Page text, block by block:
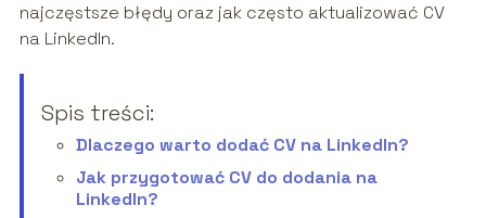
najczęstsze błędy oraz jak często aktualizować CV
na LinkedIn.
Spis treści:
Dlaczego warto dodać CV na LinkedIn?
Jak przygotować CV do dodania na
LinkedIn?